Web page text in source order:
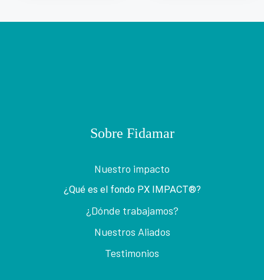
Sobre Fidamar
Nuestro impacto
¿Qué es el fondo PX IMPACT®?
¿Dónde trabajamos?
Nuestros Aliados
Testimonios